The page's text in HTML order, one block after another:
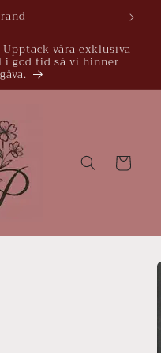
våra exklusiva
god tid så vi hinner
Varukorg